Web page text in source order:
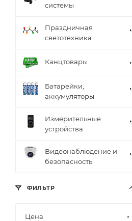
системы
Праздничная
светотехника
Канцтовары
Батарейки,
аккумуляторы
Измерительные
устройства
Видеонаблюдение и
безопасность
ФИЛЬТР
Цена